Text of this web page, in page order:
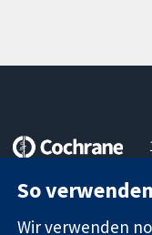
Zuverlässige
Evidenz
Informierte
So
Wir verwenden